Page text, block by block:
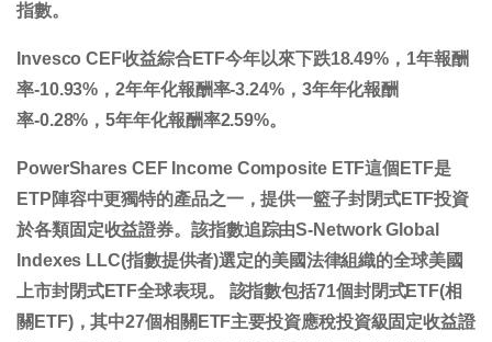
指數。
Invesco CEF收益綜合ETF今年以來下跌18.49% ，1年報酬
率-10.93% ，2年年化報酬率-3.24%，3年年化報酬
率-0.28% ，5年年化報酬率2.59%。
PowerShares CEF Income Composite ETF這個ETF是
ETP陣容中更獨特的產品之一，提供一籃子封閉式ETF投資
於各類固定收益證券。該指數追踪由S-Network Global
Indexes LLC(指數提供者)選定的美國法律組織的全球美國
上市封閉式ETF全球表現。 該指數包括71個封閉式ETF(相
關ETF)，其中27個相關ETF主要投資應稅投資級固定收益證